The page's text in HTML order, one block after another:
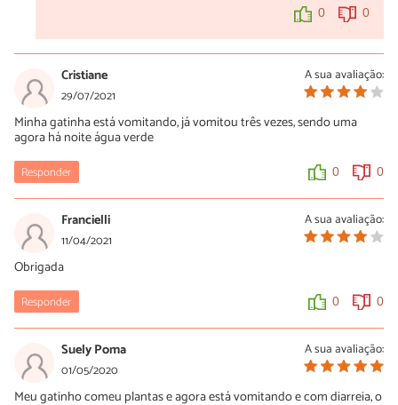
0 0
A sua avaliação:
Cristiane
29/07/2021
Minha gatinha está vomitando, já vomitou três vezes, sendo uma
agora há noite água verde
Responder 0 0
A sua avaliação:
Francielli
11/04/2021
Obrigada
Responder 0 0
A sua avaliação:
Suely Poma
01/05/2020
Meu gatinho comeu plantas e agora está vomitando e com diarreia, o